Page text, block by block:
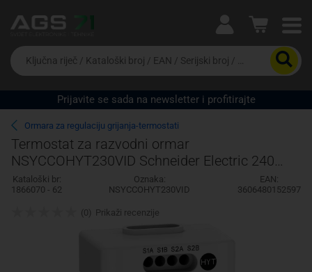
Ova postavka prilagođava asortiman proizvoda i
cijene vašim potrebama.
Da
biste
potražili
proizvod,
unesite
ključnu
riječ,
kataloški
broj,
EAN
ili
Prijavite se sada na newsletter i profitirajte
Ormara za regulaciju grijanja-termostati
Termostat za razvodni ormar
NSYCCOHYT230VID Schneider Electric 240
V/AC (D x Š x V) 44 x 56 x 85 mm
Kataloški br:
1866070 - 62
Oznaka:
NSYCCOHYT230VID
EAN:
3606480152597
(0) Prikaži recenzije